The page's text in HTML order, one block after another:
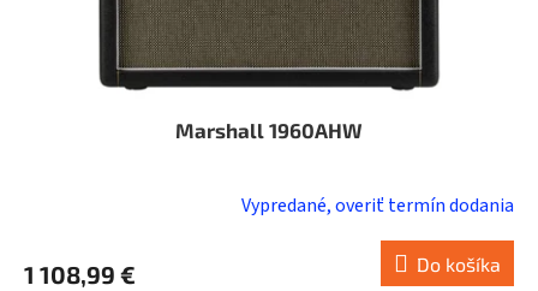
Marshall 1960AHW
Vypredané, overiť termín dodania
1 108,99 € Do košíka